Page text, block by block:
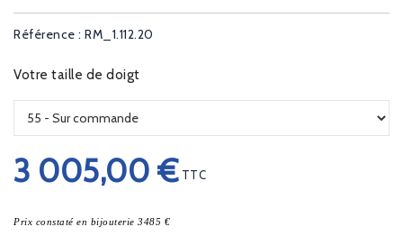
Référence : RM_1.112.20
Votre taille de doigt
3 005,00 € TTC
Prix constaté en bijouterie 3485 €